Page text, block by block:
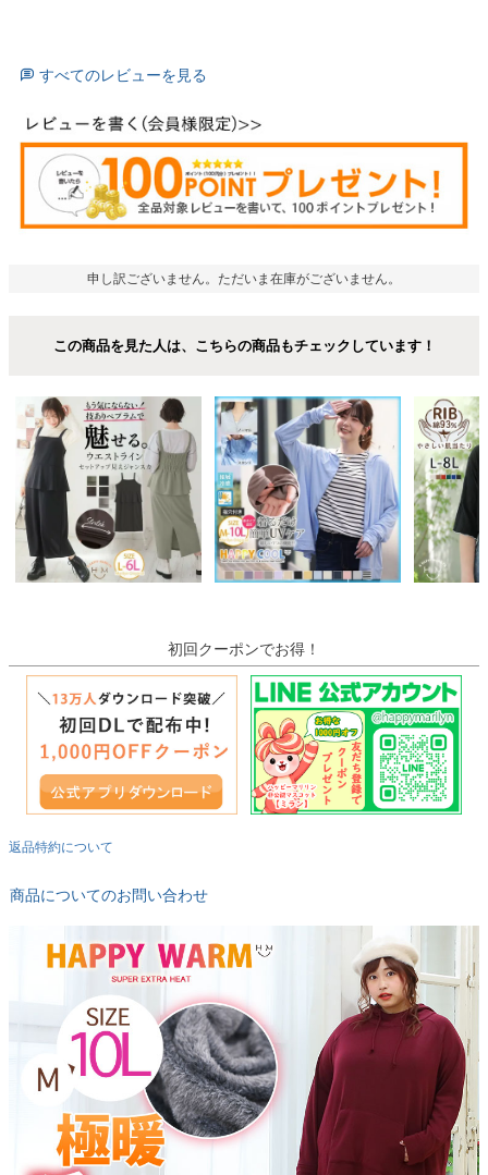
すべてのレビューを見る
申し訳ございません。ただいま在庫がございません。
この商品を見た人は、こちらの商品もチェックしています！
初回クーポンでお得！
返品特約について
商品についてのお問い合わせ